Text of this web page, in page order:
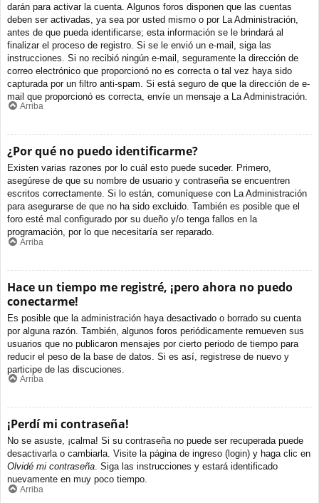
darán para activar la cuenta. Algunos foros disponen que las cuentas
deben ser activadas, ya sea por usted mismo o por La Administración,
antes de que pueda identificarse; esta información se le brindará al
finalizar el proceso de registro. Si se le envió un e-mail, siga las
instrucciones. Si no recibió ningún e-mail, seguramente la dirección de
correo electrónico que proporcionó no es correcta o tal vez haya sido
capturada por un filtro anti-spam. Si está seguro de que la dirección de e-
mail que proporcionó es correcta, envíe un mensaje a La Administración.
Arriba
¿Por qué no puedo identificarme?
Existen varias razones por lo cuál esto puede suceder. Primero,
asegúrese de que su nombre de usuario y contraseña se encuentren
escritos correctamente. Si lo están, comuníquese con La Administración
para asegurarse de que no ha sido excluido. También es posible que el
foro esté mal configurado por su dueño y/o tenga fallos en la
programación, por lo que necesitaría ser reparado.
Arriba
Hace un tiempo me registré, ¡pero ahora no puedo
conectarme!
Es posible que la administración haya desactivado o borrado su cuenta
por alguna razón. También, algunos foros periódicamente remueven sus
usuarios que no publicaron mensajes por cierto periodo de tiempo para
reducir el peso de la base de datos. Si es así, registrese de nuevo y
participe de las discuciones.
Arriba
¡Perdí mi contraseña!
No se asuste, ¡calma! Si su contraseña no puede ser recuperada puede
desactivarla o cambiarla. Visite la página de ingreso (login) y haga clic en
Olvidé mi contraseña. Siga las instrucciones y estará identificado
nuevamente en muy poco tiempo.
Arriba